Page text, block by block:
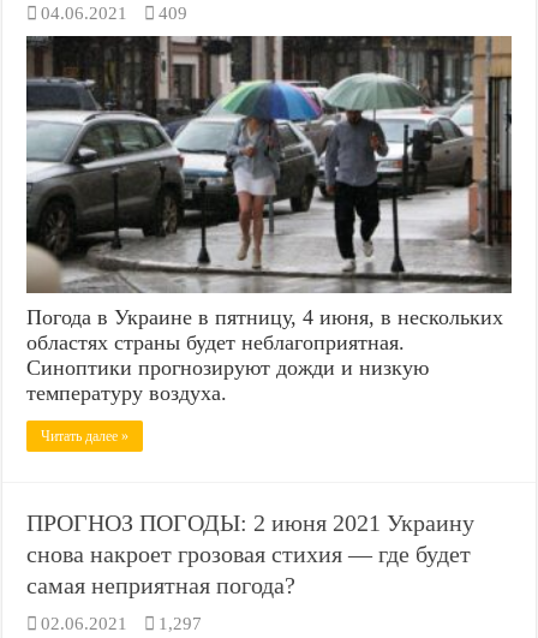
04.06.2021 409
Погода в Украине в пятницу, 4 июня, в нескольких
областях страны будет неблагоприятная.
Синоптики прогнозируют дожди и низкую
температуру воздуха.
Читать далее »
ПРОГНОЗ ПОГОДЫ: 2 июня 2021 Украину
снова накроет грозовая стихия — где будет
самая неприятная погода?
02.06.2021 1,297